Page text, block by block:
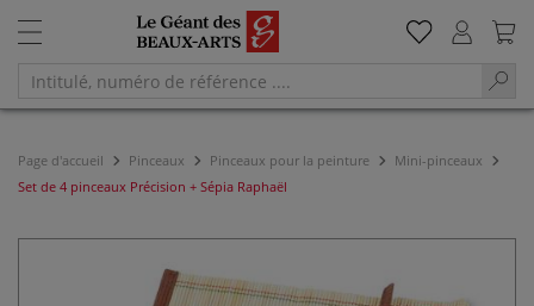
Page d'accueil Pinceaux Pinceaux pour la peinture
Mini-pinceaux
Set de 4 pinceaux Précision + Sépia Raphaël